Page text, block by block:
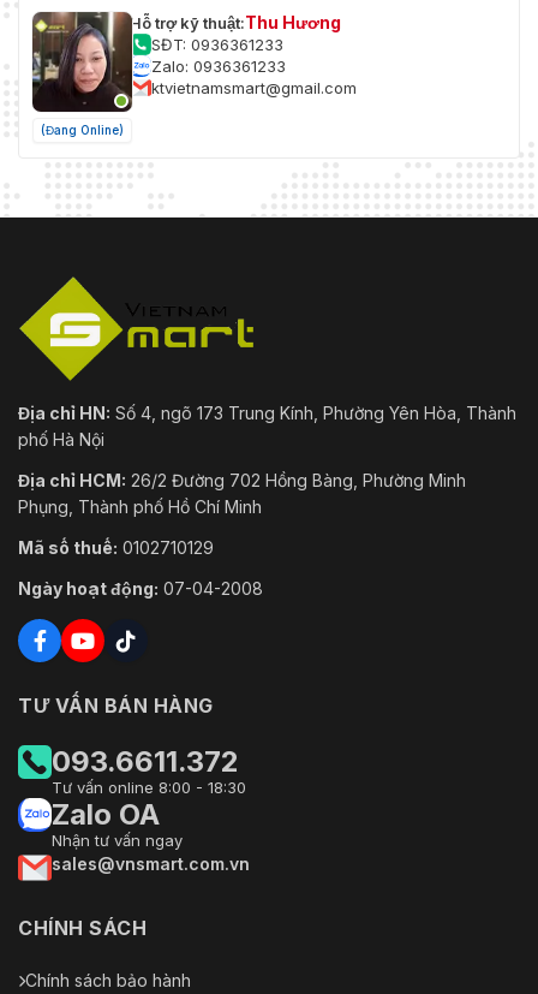
(Đang Online)
Hỗ trợ kỹ thuật:Thu Hương
SĐT: 0936361233
Zalo: 0936361233
ktvietnamsmart@gmail.com
Địa chỉ HN: Số 4, ngõ 173 Trung Kính, Phường Yên Hòa, Thành
phố Hà Nội
Địa chỉ HCM: 26/2 Đường 702 Hồng Bàng, Phường Minh
Phụng, Thành phố Hồ Chí Minh
Mã số thuế: 0102710129
Ngày hoạt động: 07-04-2008
TƯ VẤN BÁN HÀNG
093.6611.372
Tư vấn online 8:00 - 18:30
Zalo OA
Nhận tư vấn ngay
sales@vnsmart.com.vn
CHÍNH SÁCH
Chính sách bảo hành